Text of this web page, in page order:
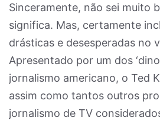
Sinceramente, não sei muito
significa. Mas, certamente
drásticas e desesperadas no
Apresentado por um dos
jornalismo americano, o Ted
assim como tantos outros
jornalismo de TV